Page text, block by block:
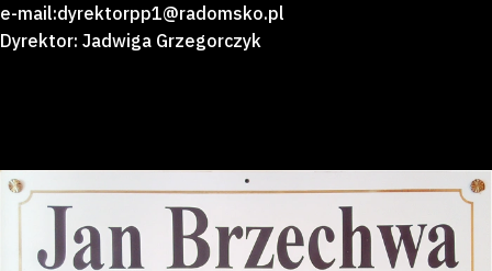
e-mail:dyrektorpp1@radomsko.pl
Dyrektor: Jadwiga Grzegorczyk